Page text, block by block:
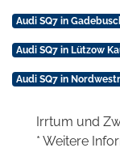
Audi SQ7 in
Audi SQ7 in Lützow
Audi SQ7 in
Irrtum und
* Weitere